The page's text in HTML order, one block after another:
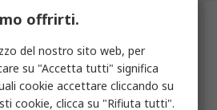
offrirti.
del nostro sito web, per
su "Accetta tutti" significa
cookie accettare cliccando su
cookie, clicca su "Rifiuta tutti".